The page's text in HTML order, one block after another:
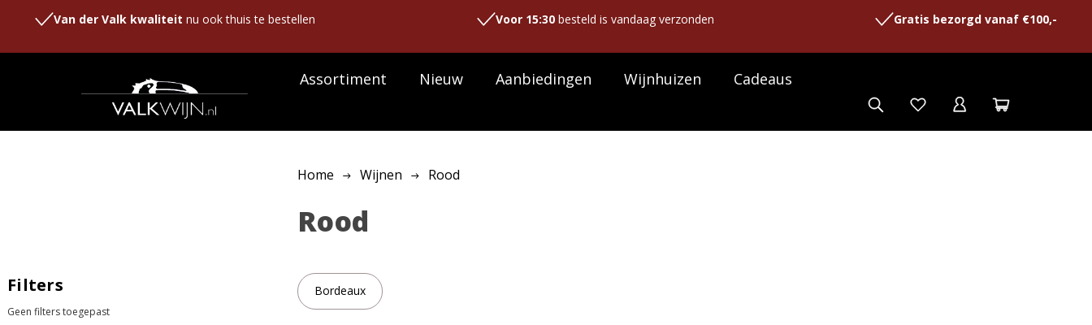
Van der Valk kwaliteit nu ook thuis te bestellen Voor 15:30besteld is vandaag verzonden Gratis bezorgd vanaf €100,-
Assortiment Nieuw Aanbiedingen Wijnhuizen Cadeaus
Home Wijnen Rood
Rood
Bordeaux
Filters
Geen filters toegepast